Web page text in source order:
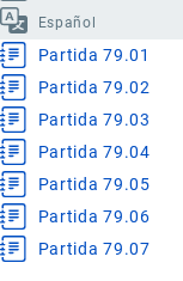
Español
Partida 79.01
Partida 79.02
Partida 79.03
Partida 79.04
Partida 79.05
Partida 79.06
Partida 79.07